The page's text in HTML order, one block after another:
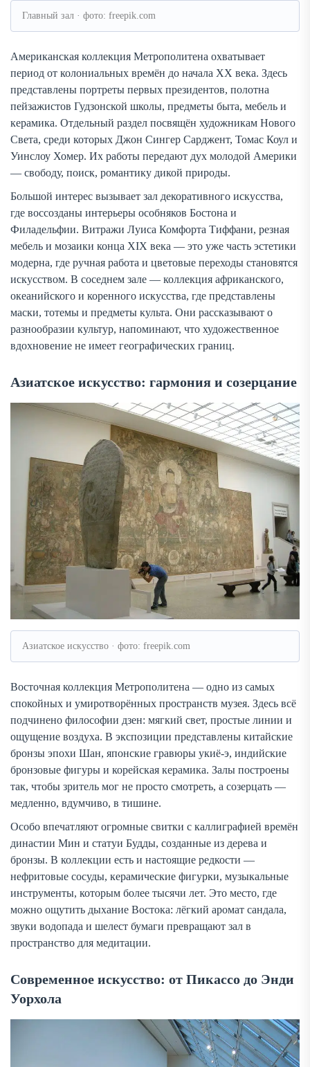
Главный зал · фото: freepik.com
Американская коллекция Метрополитена охватывает
период от колониальных времён до начала XX века. Здесь
представлены портреты первых президентов, полотна
пейзажистов Гудзонской школы, предметы быта, мебель и
керамика. Отдельный раздел посвящён художникам Нового
Света, среди которых Джон Сингер Сарджент, Томас Коул и
Уинслоу Хомер. Их работы передают дух молодой Америки
— свободу, поиск, романтику дикой природы.
Большой интерес вызывает зал декоративного искусства,
где воссозданы интерьеры особняков Бостона и
Филадельфии. Витражи Луиса Комфорта Тиффани, резная
мебель и мозаики конца XIX века — это уже часть эстетики
модерна, где ручная работа и цветовые переходы становятся
искусством. В соседнем зале — коллекция африканского,
океанийского и коренного искусства, где представлены
маски, тотемы и предметы культа. Они рассказывают о
разнообразии культур, напоминают, что художественное
вдохновение не имеет географических границ.
Азиатское искусство: гармония и созерцание
Азиатское искусство · фото: freepik.com
Восточная коллекция Метрополитена — одно из самых
спокойных и умиротворённых пространств музея. Здесь всё
подчинено философии дзен: мягкий свет, простые линии и
ощущение воздуха. В экспозиции представлены китайские
бронзы эпохи Шан, японские гравюры укиё-э, индийские
бронзовые фигуры и корейская керамика. Залы построены
так, чтобы зритель мог не просто смотреть, а созерцать —
медленно, вдумчиво, в тишине.
Особо впечатляют огромные свитки с каллиграфией времён
династии Мин и статуи Будды, созданные из дерева и
бронзы. В коллекции есть и настоящие редкости —
нефритовые сосуды, керамические фигурки, музыкальные
инструменты, которым более тысячи лет. Это место, где
можно ощутить дыхание Востока: лёгкий аромат сандала,
звуки водопада и шелест бумаги превращают зал в
пространство для медитации.
Современное искусство: от Пикассо до Энди
Уорхола